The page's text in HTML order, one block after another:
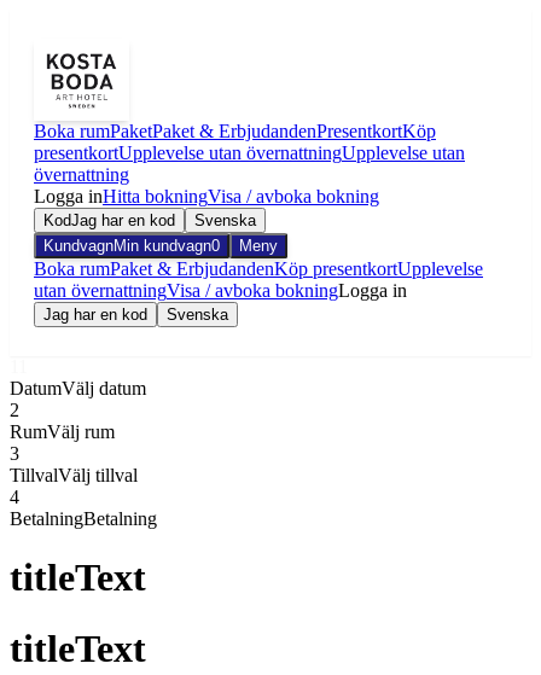
Boka rumPaketPaket & ErbjudandenPresentkortKöp
presentkortUpplevelse utan övernattningUpplevelse utan
övernattning
Logga inHitta bokningVisa / avboka bokning
KodJag har en kod
Svenska
KundvagnMin kundvagn0 Meny
Boka rumPaket & ErbjudandenKöp presentkortUpplevelse
utan övernattningVisa / avboka bokningLogga in
Jag har en kod Svenska
DatumVälj datum
2
RumVälj rum
3
TillvalVälj tillval
4
BetalningBetalning
titleText
titleText